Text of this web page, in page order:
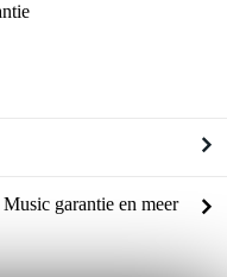
garantie en meer